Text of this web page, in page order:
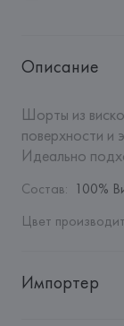
Описание
Шорты из
поверхности и
Идеально
Состав: 100%
Цвет
Импортер